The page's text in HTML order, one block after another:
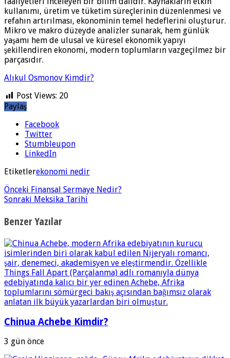
kullanımı, üretim ve tüketim süreçlerinin düzenlenmesi ve
refahın artırılması, ekonominin temel hedeflerini oluşturur.
Mikro ve makro düzeyde analizler sunarak, hem günlük
yaşamı hem de ulusal ve küresel ekonomik yapıyı
şekillendiren ekonomi, modern toplumların vazgeçilmez bir
parçasıdır.
Alıkul Osmonov Kimdir?
Post Views: 20
Paylaş
Facebook
Twitter
Stumbleupon
LinkedIn
Etiketlerekonomi nedir
Önceki Finansal Sermaye Nedir?
Sonraki Meksika Tarihi
Benzer Yazılar
Chinua Achebe Kimdir?
3 gün önce